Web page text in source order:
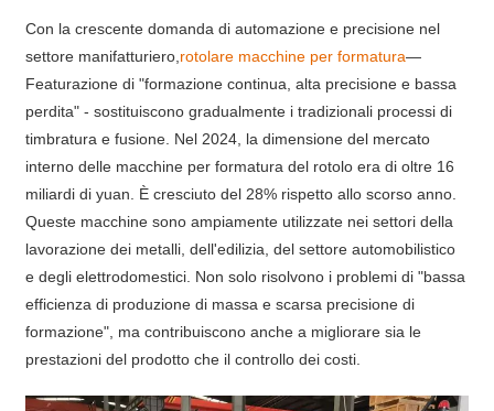
Con la crescente domanda di automazione e precisione nel
settore manifatturiero,rotolare macchine per formatura—
Featurazione di "formazione continua, alta precisione e bassa
perdita" - sostituiscono gradualmente i tradizionali processi di
timbratura e fusione. Nel 2024, la dimensione del mercato
interno delle macchine per formatura del rotolo era di oltre 16
miliardi di yuan. È cresciuto del 28% rispetto allo scorso anno.
Queste macchine sono ampiamente utilizzate nei settori della
lavorazione dei metalli, dell'edilizia, del settore automobilistico
e degli elettrodomestici. Non solo risolvono i problemi di "bassa
efficienza di produzione di massa e scarsa precisione di
formazione", ma contribuiscono anche a migliorare sia le
prestazioni del prodotto che il controllo dei costi.